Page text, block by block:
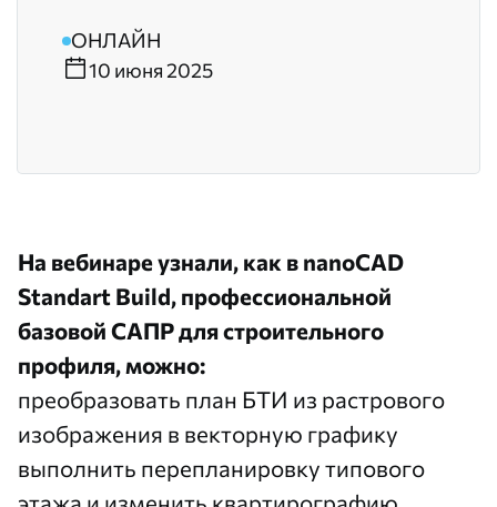
ОНЛАЙН
10 июня 2025
На вебинаре узнали, как в nanoCAD
Standart Build, профессиональной
базовой САПР для строительного
профиля, можно:
преобразовать план БТИ из растрового
изображения в векторную графику
выполнить перепланировку типового